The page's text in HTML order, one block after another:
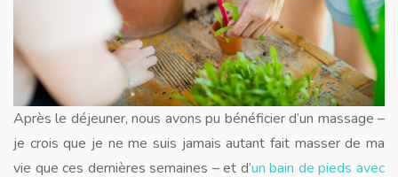
Après le déjeuner, nous avons pu bénéficier d’un massage –
je crois que je ne me suis jamais autant fait masser de ma
vie que ces dernières semaines – et d’un bain de pieds avec